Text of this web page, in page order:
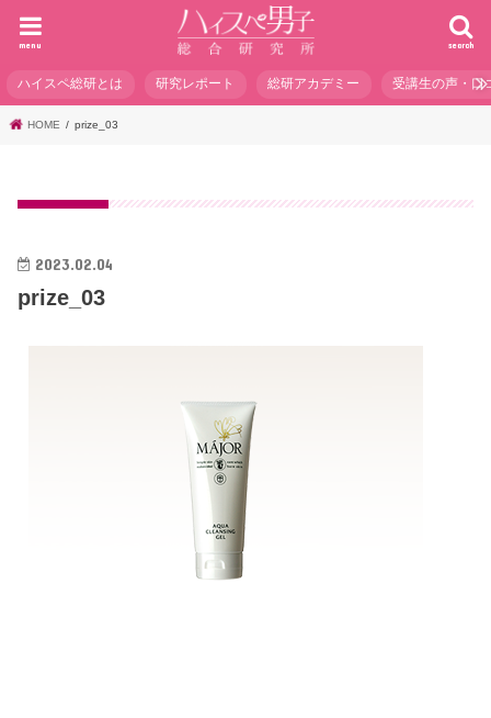
search
menu
ハイスペ総研とは 研究レポート 総研アカデミー 受講生の声・口
HOME prize_03
2023.02.04
prize_03